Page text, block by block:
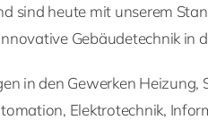
sind heute mit unserem
Gebäudetechnik in
in den Gewerken Heizung,
Elektrotechnik,